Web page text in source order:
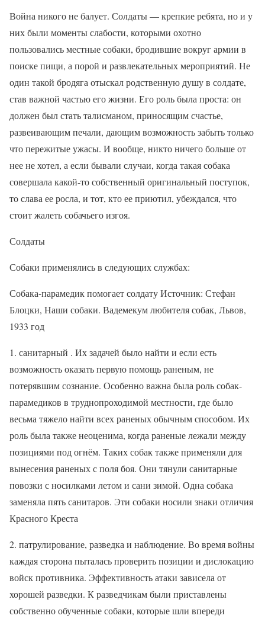
Война никого не балует. Солдаты — крепкие ребята, но и у
них были моменты слабости, которыми охотно
пользовались местные собаки, бродившие вокруг армии в
поиске пищи, а порой и развлекательных мероприятий. Не
один такой бродяга отыскал родственную душу в солдате,
став важной частью его жизни. Его роль была проста: он
должен был стать талисманом, приносящим счастье,
развеивающим печали, дающим возможность забыть только
что пережитые ужасы. И вообще, никто ничего больше от
нее не хотел, а если бывали случаи, когда такая собака
совершала какой-то собственный оригинальный поступок,
то слава ее росла, и тот, кто ее приютил, убеждался, что
стоит жалеть собачьего изгоя.
Солдаты
Собаки применялись в следующих службах:
Собака-парамедик помогает солдату Источник: Стефан
Блоцки, Наши собаки. Вадемекум любителя собак, Львов,
1933 год
1. санитарный . Их задачей было найти и если есть
возможность оказать первую помощь раненым, не
потерявшим сознание. Особенно важна была роль собак-
парамедиков в труднопроходимой местности, где было
весьма тяжело найти всех раненых обычным способом. Их
роль была также неоценима, когда раненые лежали между
позициями под огнём. Таких собак также применяли для
вынесения раненых с поля боя. Они тянули санитарные
повозки с носилками летом и сани зимой. Одна собака
заменяла пять санитаров. Эти собаки носили знаки отличия
Красного Креста
2. патрулирование, разведка и наблюдение. Во время войны
каждая сторона пыталась проверить позиции и дислокацию
войск противника. Эффективность атаки зависела от
хорошей разведки. К разведчикам были приставлены
собственно обученные собаки, которые шли впереди